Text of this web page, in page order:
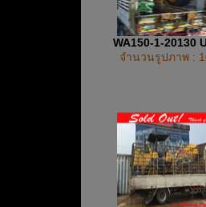
WA150-1-20130
จำนวนรูปภาพ :